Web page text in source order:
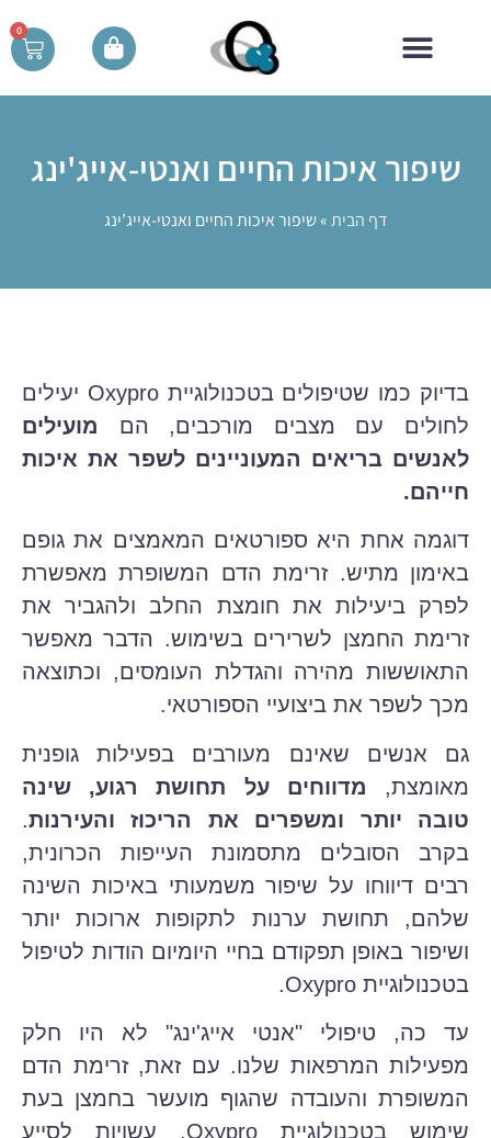
0
שיפור איכות החיים ואנטי-אייג'ינג
דף הבית»שיפור איכות החיים ואנטי-אייג’ינג
בדיוק כמו שטיפולים בטכנולוגיית Oxypro יעילים
לחולים עם מצבים מורכבים, הם מועילים
לאנשים בריאים המעוניינים לשפר את איכות
חייהם.
דוגמה אחת היא ספורטאים המאמצים את גופם
באימון מתיש. זרימת הדם המשופרת מאפשרת
לפרק ביעילות את חומצת החלב ולהגביר את
זרימת החמצן לשרירים בשימוש. הדבר מאפשר
התאוששות מהירה והגדלת העומסים, וכתוצאה
מכך לשפר את ביצועיי הספורטאי.
גם אנשים שאינם מעורבים בפעילות גופנית
מאומצת, מדווחים על תחושת רגוע, שינה
טובה יותר ומשפרים את הריכוז והעירנות.
בקרב הסובלים מתסמונת העייפות הכרונית,
רבים דיווחו על שיפור משמעותי באיכות השינה
שלהם, תחושת ערנות לתקופות ארוכות יותר
ושיפור באופן תפקודם בחיי היומיום הודות לטיפול
בטכנולוגיית Oxypro.
עד כה, טיפולי "אנטי אייג'ינג" לא היו חלק
מפעילות המרפאות שלנו. עם זאת, זרימת הדם
המשופרת והעובדה שהגוף מועשר בחמצן בעת
שימוש בטכנולוגיית Oxypro, עשויות לסייע